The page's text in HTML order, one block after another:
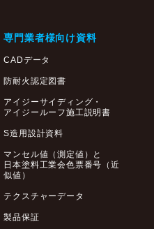
専門業者様向け資料
CADデータ
防耐火認定図書
アイジーサイディング・
アイジールーフ施工説明書
S造用設計資料
マンセル値（測定値）と
日本塗料工業会色票番号（近
似値）
テクスチャーデータ
製品保証